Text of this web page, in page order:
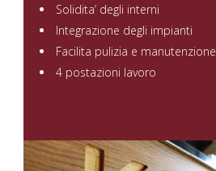
Solidita’ degli interni
Integrazione degli impianti
Facilita pulizia e manutenzione
4 postazioni lavoro